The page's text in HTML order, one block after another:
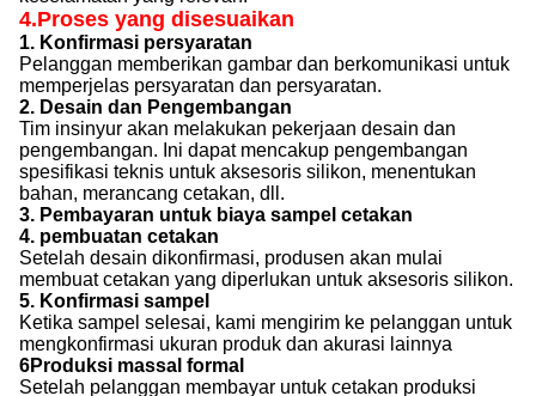
4.Proses yang disesuaikan
1. Konfirmasi persyaratan
Pelanggan memberikan gambar dan berkomunikasi untuk
memperjelas persyaratan dan persyaratan.
2. Desain dan Pengembangan
Tim insinyur akan melakukan pekerjaan desain dan
pengembangan. Ini dapat mencakup pengembangan
spesifikasi teknis untuk aksesoris silikon, menentukan
bahan, merancang cetakan, dll.
3. Pembayaran untuk biaya sampel cetakan
4. pembuatan cetakan
Setelah desain dikonfirmasi, produsen akan mulai
membuat cetakan yang diperlukan untuk aksesoris silikon.
5. Konfirmasi sampel
Ketika sampel selesai, kami mengirim ke pelanggan untuk
mengkonfirmasi ukuran produk dan akurasi lainnya
6Produksi massal formal
Setelah pelanggan membayar untuk cetakan produksi